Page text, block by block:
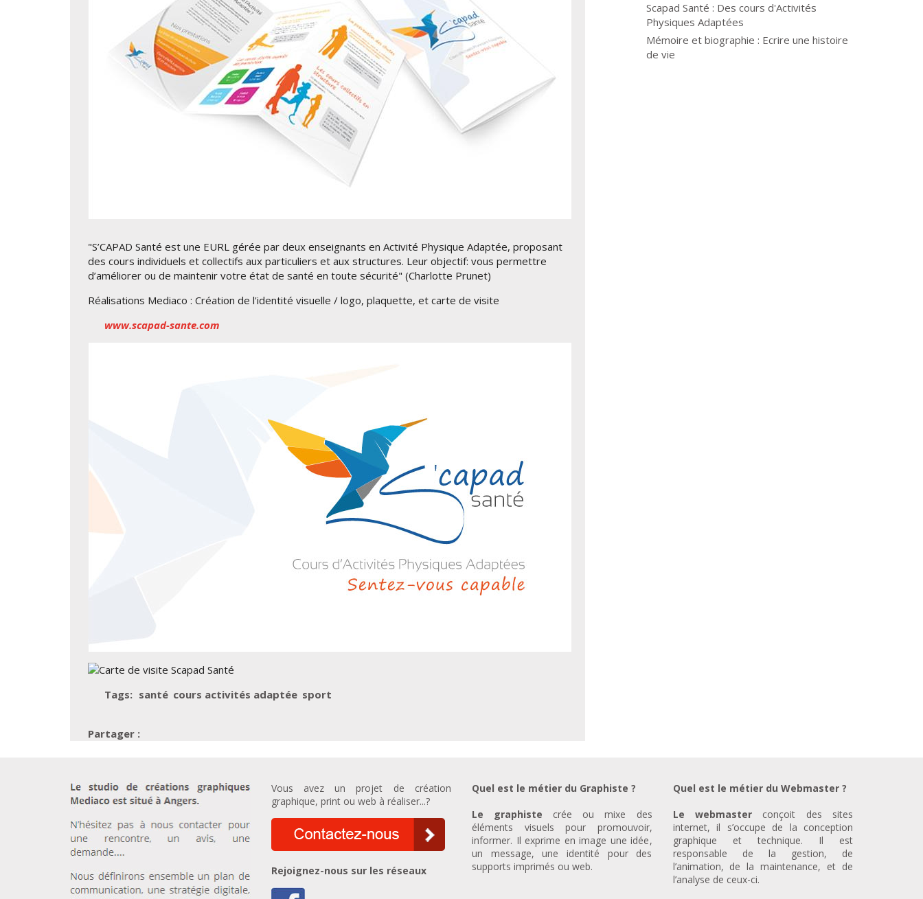
"S’CAPAD Santé est une EURL gérée par deux enseignants en Activité Physique Adaptée, proposant
des cours individuels et collectifs aux particuliers et aux structures. Leur objectif: vous permettre
d’améliorer ou de maintenir votre état de santé en toute sécurité" (Charlotte Prunet)
Réalisations Mediaco : Création de l'identité visuelle / logo, plaquette, et carte de visite
www.scapad-sante.com
Tags: santé cours activités adaptée sport
Scapad Santé : Des cours d'Activités
Physiques Adaptées
Mémoire et biographie : Ecrire une histoire
de vie
Vous avez un projet de création
graphique, print ou web à réaliser...?
Rejoignez-nous sur les réseaux
Quel est le métier du Graphiste ?
Le graphiste crée ou mixe des
éléments visuels pour promouvoir,
informer. Il exprime en image une idée,
un message, une identité pour des
supports imprimés ou web.
Quel est le métier du Webmaster ?
Le webmasterconçoit des sites
internet, il s’occupe de la conception
graphique et technique. Il est
responsable de la gestion, de
l’animation, de la maintenance, et de
l’analyse de ceux-ci.